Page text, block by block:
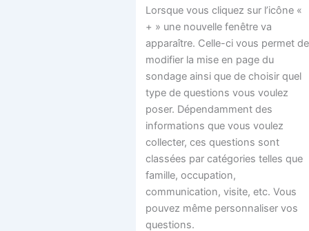
Lorsque vous cliquez sur l’icône «
+ » une nouvelle fenêtre va
apparaître. Celle-ci vous permet de
modifier la mise en page du
sondage ainsi que de choisir quel
type de questions vous voulez
poser. Dépendamment des
informations que vous voulez
collecter, ces questions sont
classées par catégories telles que
famille, occupation,
communication, visite, etc. Vous
pouvez même personnaliser vos
questions.